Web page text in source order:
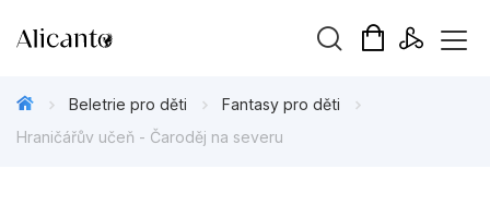
Beletrie pro děti
Fantasy pro děti
Hraničářův učeň - Čaroděj na severu